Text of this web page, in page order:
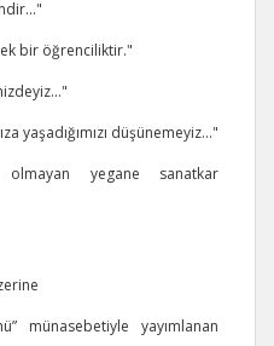
bir öğrenciliktir."
yaşadığımızı düşünemeyiz..."
yegane sanatkar
münasebetiyle yayımlanan